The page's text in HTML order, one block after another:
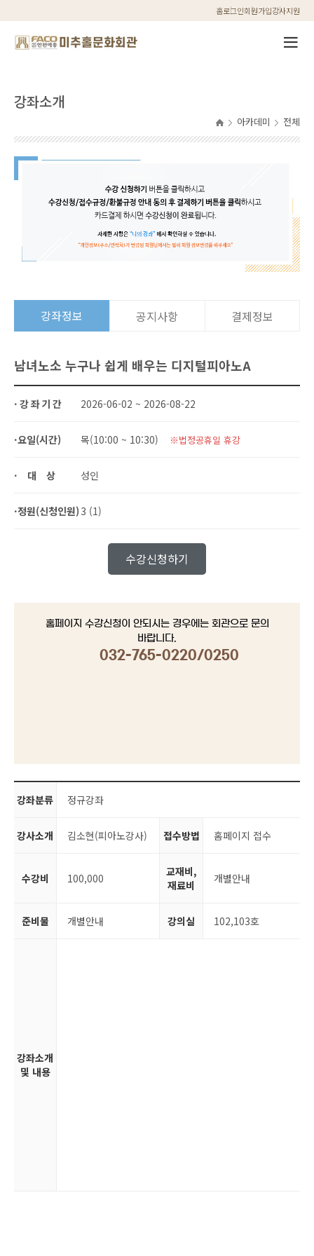
홈로그인회원가입강사지원
강좌소개
아카데미 전체
강좌정보 공지사항 결제정보
남녀노소 누구나 쉽게 배우는 디지털피아노A
·강좌기간 2026-06-02 ~ 2026-08-22
·요일(시간) 목(10:00 ~ 10:30) ※법정공휴일 휴강
·대상 성인
·정원(신청인원) 3 (1)
수강신청하기
홈페이지 수강신청이 안되시는 경우에는 회관으로 문의
바랍니다.
032-765-0220/0250
강좌분류 정규강좌
강사소개 김소현(피아노강사) 접수방법 홈페이지 접수
수강비 100,000
교재비,
재료비
개별안내
준비물 개별안내 강의실 102,103호
강좌소개
및 내용